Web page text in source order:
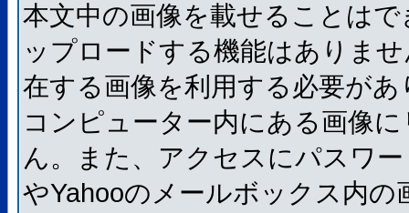
本文中の画像を載せることは
ップロードする機能はありま
在する画像を利用する必要が
コンピューター内にある画像
ん。また、アクセスにパスワ
やYahooのメールボックス内